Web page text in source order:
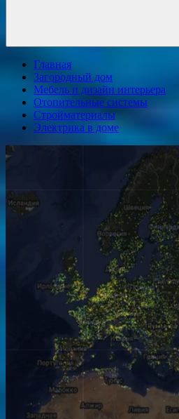
Главная
Загородный дом
Мебель и дизайн интерьера
Отопительные системы
Стройматериалы
Электрика в доме